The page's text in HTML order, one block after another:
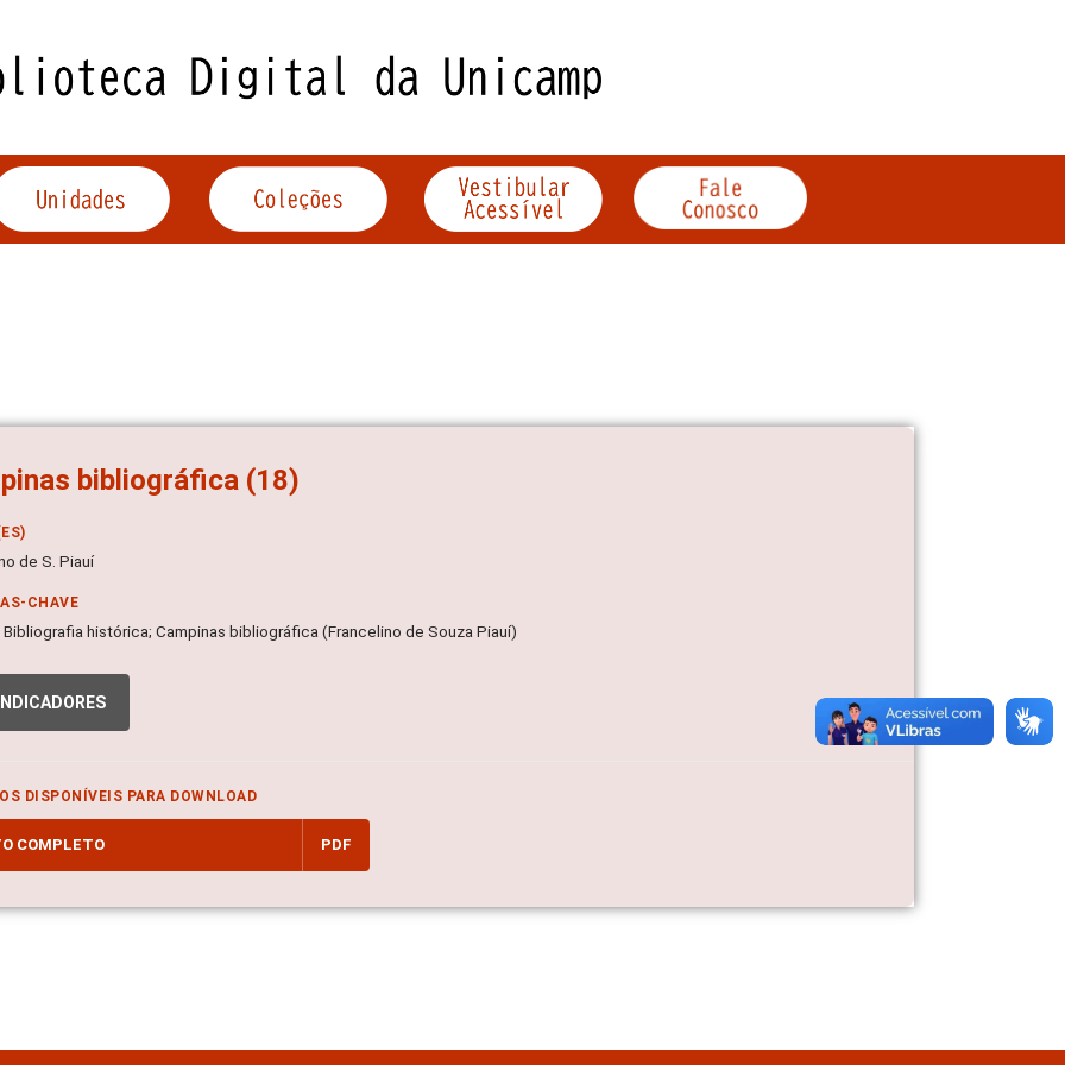
bibliográfica (18)
de S. Piauí
CHAVE
Bibliografia histórica; Campinas bibliográfica (Francelino de Souza Piauí)
INDICADORES
DISPONÍVEIS PARA DOWNLOAD
COMPLETO PDF